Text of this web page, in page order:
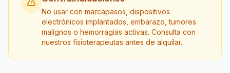
No usar con marcapasos, dispositivos
electrónicos implantados, embarazo, tumores
malignos o hemorragias activas. Consulta con
nuestros fisioterapeutas antes de alquilar.